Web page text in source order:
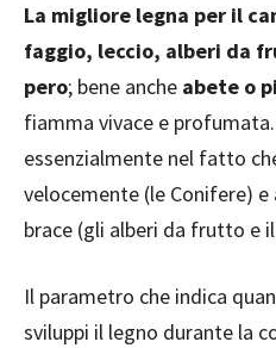
La migliore legna per il
faggio, leccio, alberi da
pero; bene anche abete o
fiamma vivace e
essenzialmente nel fatto
velocemente (le Conifere)
brace (gli alberi da frutto e
Il parametro che indica
sviluppi il legno durante la